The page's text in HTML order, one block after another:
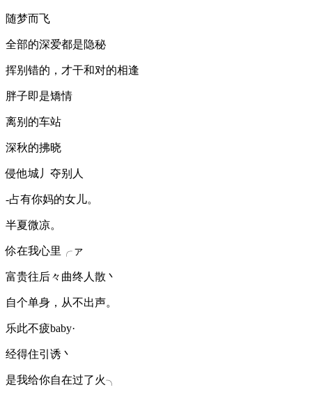
随梦而飞
全部的深爱都是隐秘
挥别错的，才干和对的相逢
胖子即是矯情
离别的车站
深秋的拂晓
侵他城丿夺别人
-占有你妈的女儿。
半夏微凉。
伱在我心里╭ァ
富贵往后々曲终人散丶
自个单身，从不出声。
乐此不疲baby·
经得住引诱丶
是我给你自在过了火╮